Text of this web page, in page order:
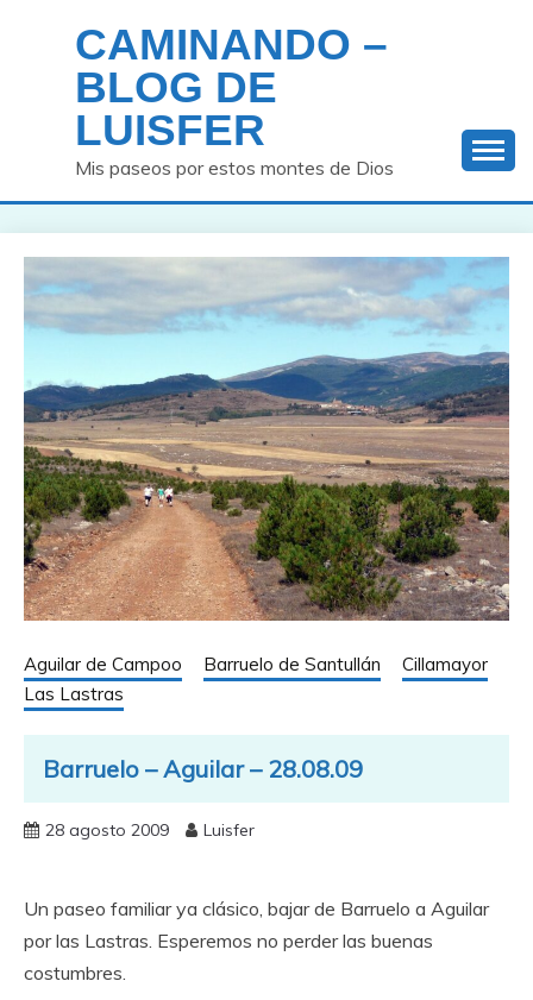
contenido
CAMINANDO –
BLOG DE
LUISFER
Mis paseos por estos montes de Dios
Aguilar de Campoo Barruelo de Santullán
Cillamayor
Las Lastras
Barruelo – Aguilar – 28.08.09
28 agosto 2009 Luisfer
Un paseo familiar ya clásico, bajar de Barruelo a Aguilar
por las Lastras. Esperemos no perder las buenas
costumbres.